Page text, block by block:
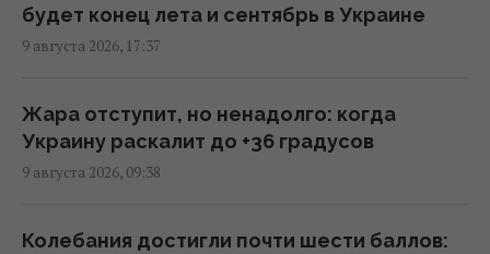
00:54 понедельник, 10 августа 2026
получили новые данные о числе погибших
23:32 воскресенье, 09 августа 2026
Индийскому океану
будет конец лета и сентябрь в Украине
9 августа 2026, 17:37
Жара отступит, но ненадолго: когда
Украину раскалит до +36 градусов
9 августа 2026, 09:38
Колебания достигли почти шести баллов: